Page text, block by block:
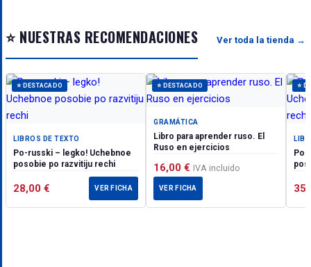
⭐ NUESTRAS RECOMENDACIONES Ver toda la tienda →
⭐ DESTACADO
LIBROS DE TEXTO
Po-russki – legko! Uchebnoe
posobie po razvitiju rechi
28,00 € VER FICHA
⭐ DESTACADO
GRAMÁTICA
Libro para aprender ruso. El
Ruso en ejercicios
16,00 € IVA incluido
VER FICHA
⭐
Po-